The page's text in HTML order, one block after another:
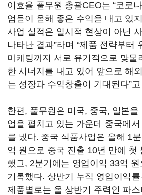
이효율 풀무원 총괄CEO는 “코로
업들이 올해 좋은 수익을 내고 있
사업 실적은 일시적 현상이 아닌
나타난 결과”라며 “제품 전략부터
마케팅까지 서로 유기적으로 맞물
한 시너지를 내고 있어 앞으로 해
는 성장과 수익창출이 기대된다”
한편, 풀무원은 미국, 중국, 일본을
업을 펼치고 있는 가운데 중국에
를 냈다. 중국 식품사업은 올해 1
억 원으로 중국 진출 10년 만에 첫
했고, 2분기에는 영업이익 33억
기록했다. 상반기 누적 영업이익
제품별로는 올 상반기 주력인 파스